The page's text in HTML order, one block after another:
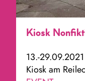
Kiosk
13.-
Kiosk am